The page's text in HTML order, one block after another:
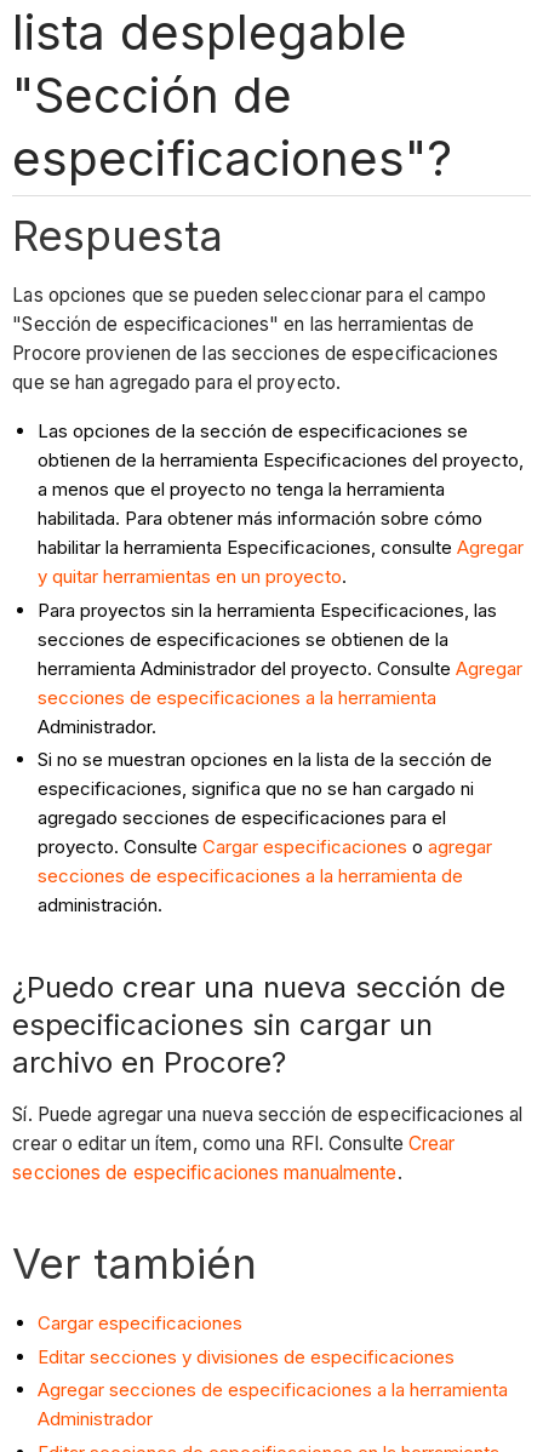
lista desplegable
"Sección de
especificaciones"?
Respuesta
Las opciones que se pueden seleccionar para el campo
"Sección de especificaciones" en las herramientas de
Procore provienen de las secciones de especificaciones
que se han agregado para el proyecto.
Las opciones de la sección de especificaciones se
obtienen de la herramienta Especificaciones del proyecto,
a menos que el proyecto no tenga la herramienta
habilitada. Para obtener más información sobre cómo
habilitar la herramienta Especificaciones, consulteAgregar
y quitar herramientas en un proyecto.
Para proyectos sin la herramienta Especificaciones, las
secciones de especificaciones se obtienen de la
herramienta Administrador del proyecto. ConsulteAgregar
secciones de especificaciones a la herramienta
Administrador.
Si no se muestran opciones en la lista de la sección de
especificaciones, significa que no se han cargado ni
agregado secciones de especificaciones para el
proyecto. ConsulteCargar especificaciones oagregar
secciones de especificaciones a la herramienta de
administración.
¿Puedo crear una nueva sección de
especificaciones sin cargar un
archivo en Procore?
Sí. Puede agregar una nueva sección de especificaciones al
crear o editar un ítem, como una RFI. ConsulteCrear
secciones de especificaciones manualmente.
Ver también
Cargar especificaciones
Editar secciones y divisiones de especificaciones
Agregar secciones de especificaciones a la herramienta
Administrador